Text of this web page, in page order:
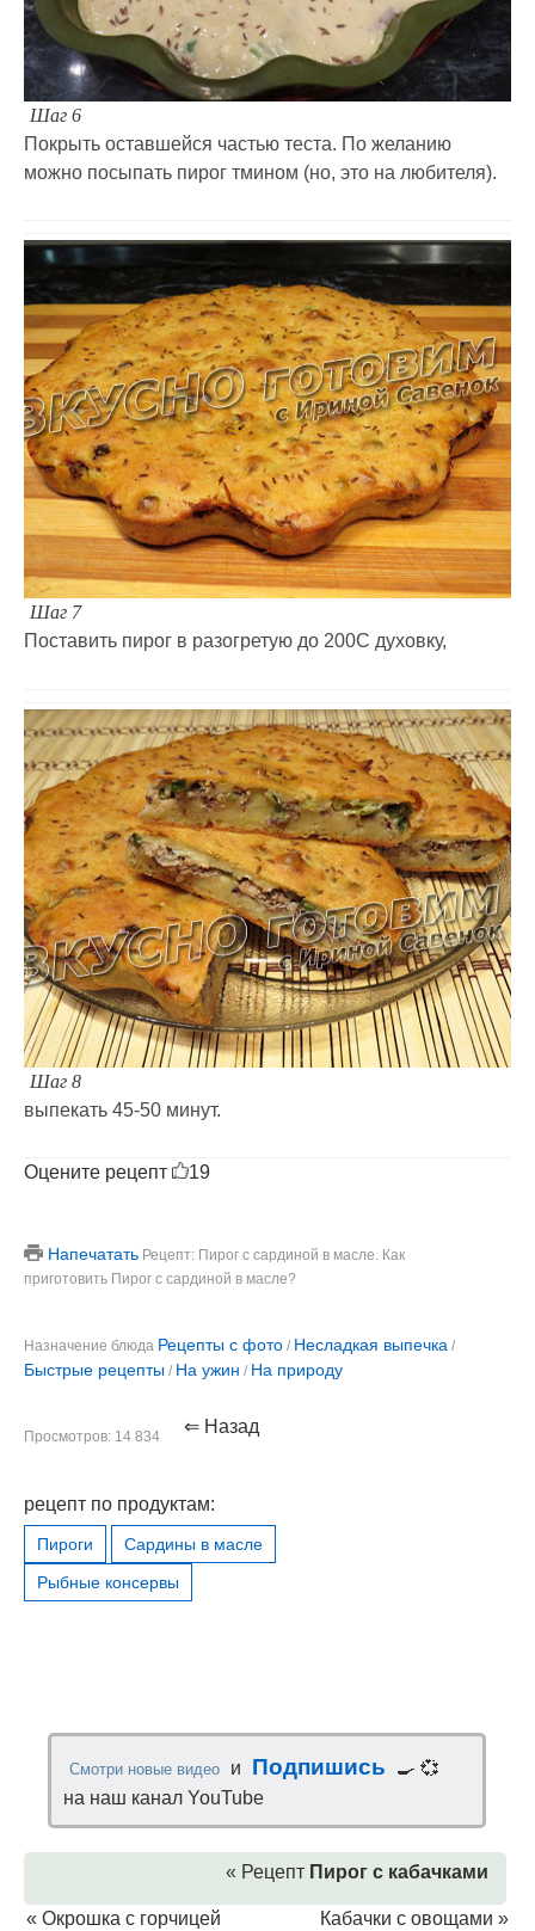
Шаг 6
Покрыть оставшейся частью теста. По желанию
можно посыпать пирог тмином (но, это на любителя).
Шаг 7
Поставить пирог в разогретую до 200С духовку,
Шаг 8
выпекать 45-50 минут.
Оцените рецепт 19
Напечатать Рецепт: Пирог с сардиной в масле. Как
приготовить Пирог с сардиной в масле?
Назначение блюда Рецепты с фото / Несладкая выпечка /
Быстрые рецепты / На ужин / На природу
Просмотров: 14 834 ⇐ Назад
рецепт по продуктам:
Пироги
Сардины в масле
Рыбные консервы
Смотри новые видео и Подпишись
🍳 💞
на наш канал YouTube
« Рецепт Пирог с кабачками
« Окрошка с горчицей Кабачки с овощами »